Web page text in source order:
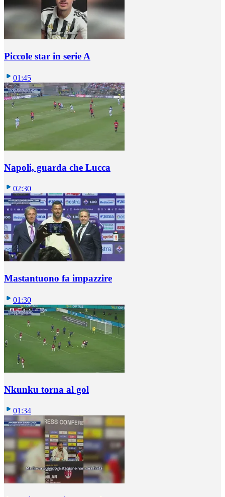
Piccole star in serie A
01:45
Napoli, guarda che Lucca
02:30
Mastantuono fa impazzire
01:30
Nkunku torna al gol
01:34